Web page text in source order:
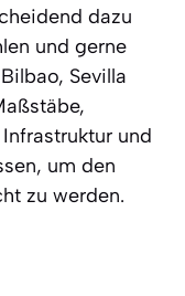
dazu
und gerne
Sevilla
und
um den
zu werden.